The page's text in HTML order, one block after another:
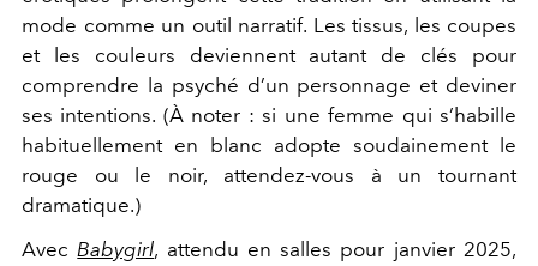
mode comme un outil narratif. Les tissus, les coupes
et les couleurs deviennent autant de clés pour
comprendre la psyché d’un personnage et deviner
ses intentions. (À noter : si une femme qui s’habille
habituellement en blanc adopte soudainement le
rouge ou le noir, attendez-vous à un tournant
dramatique.)
AvecBabygirl, attendu en salles pour janvier 2025,